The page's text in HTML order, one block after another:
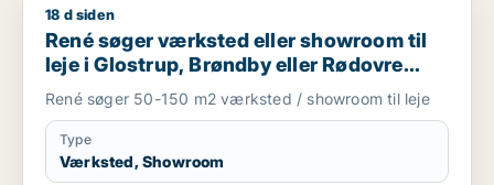
René søger værksted eller showroom til leje i Glostrup,
18 d siden
René søger værksted eller showroom til
leje i Glostrup, Brøndby eller Rødovre
m.fl.
René søger 50-150 m2 værksted / showroom til leje
Type
Værksted, Showroom